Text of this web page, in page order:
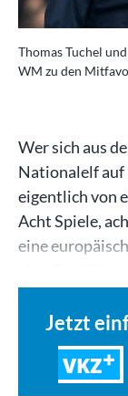
Thomas Tuchel
WM zu den
Wer sich aus
Nationalelf auf
eigentlich von
Acht Spiele,
eine
Jetzt
VKZ